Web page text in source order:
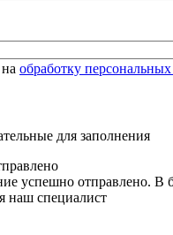
обработку
для заполнения
успешно отправлено. В
наш специалист